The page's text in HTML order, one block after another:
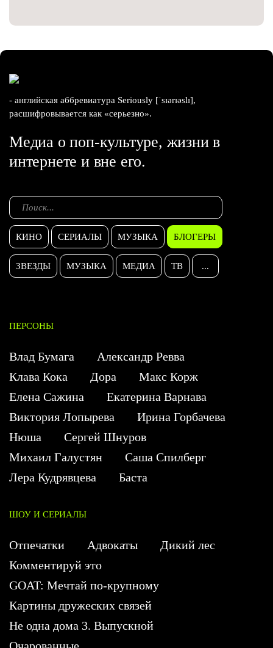
- английская аббревиатура Seriously [ˈsɪərɪəslɪ],
расшифровывается как «серьезно».
Медиа о поп-культуре, жизни в
интернете и вне его.
КИНО СЕРИАЛЫ МУЗЫКА БЛОГЕРЫ
ЗВЕЗДЫ МУЗЫКА МЕДИА ТВ ...
ПЕРСОНЫ
Влад Бумага
Александр Ревва
Клава Кока
Дора
Макс Корж
Елена Сажина
Екатерина Варнава
Виктория Лопырева
Ирина Горбачева
Нюша
Сергей Шнуров
Михаил Галустян
Саша Спилберг
Лера Кудрявцева
Баста
ШОУ И СЕРИАЛЫ
Отпечатки Адвокаты
Дикий лес
Комментируй это
GOAT: Мечтай по-крупному
Картины дружеских связей
Не одна дома 3. Выпускной